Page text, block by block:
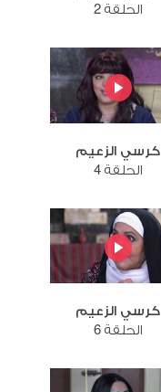
الحلقة 2
كرسي الزعيم
الحلقة 4
كرسي الزعيم
الحلقة 6